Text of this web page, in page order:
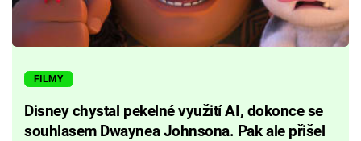
FILMY
Disney chystal pekelné využití AI, dokonce se
souhlasem Dwaynea Johnsona. Pak ale přišel